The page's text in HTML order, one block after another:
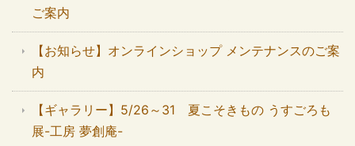
ご案内
【お知らせ】オンラインショップ メンテナンスのご案
内
【ギャラリー】5/26～31 夏こそきもの うすごろも
展-工房 夢創庵-